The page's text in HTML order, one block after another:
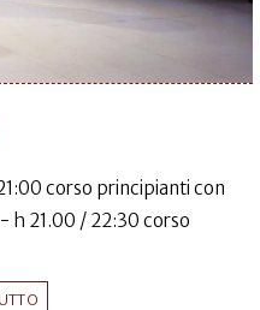
corso principianti con
h 21.00 / 22:30 corso